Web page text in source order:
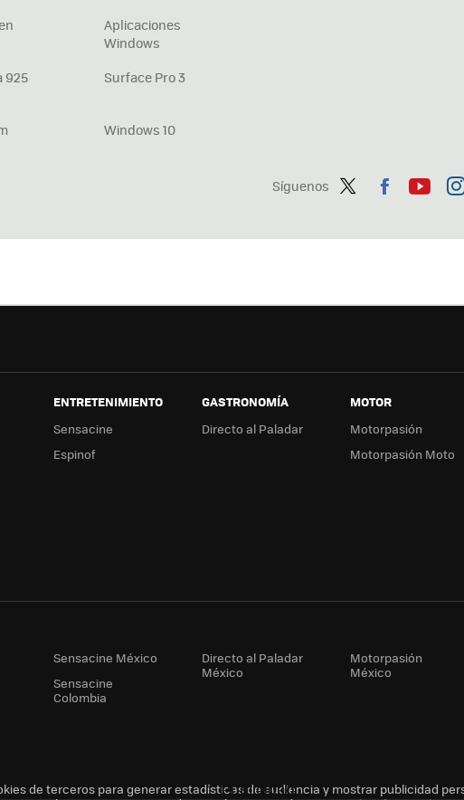
Síguenos
ter
ebo tub
Aplicaciones
Windows
925 Surface Pro 3
Windows 10
ENTRETENIMIENTO
Sensacine
Espinof
GASTRONOMÍA
Directo al Paladar
MOTOR
Motorpasión
Motorpasión Moto
Sensacine México
Sensacine
Colombia
Directo al Paladar
México
Motorpasión
México
de terceros para generar estadísticas de audiencia y mostrar publicidad